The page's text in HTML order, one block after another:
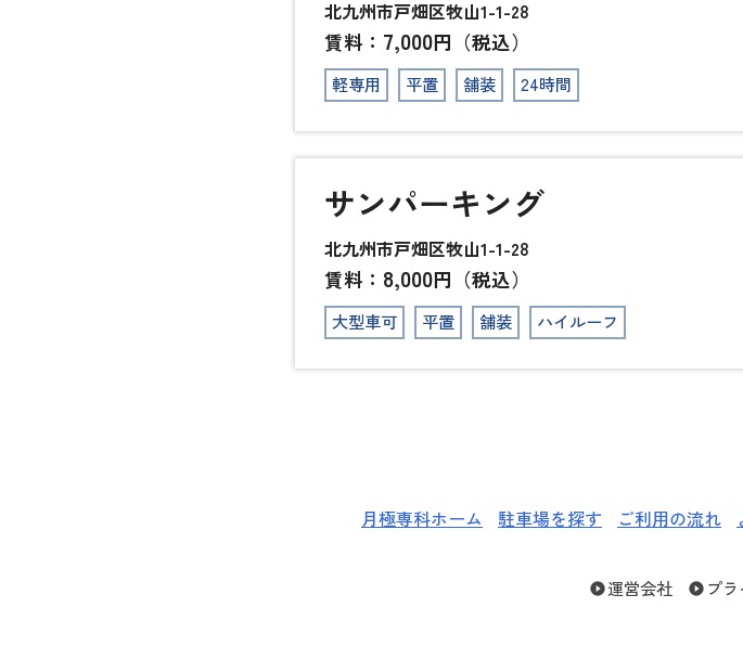
北九州市戸畑区牧山1-1-28
賃料： 7,000円（税込）
軽専用 平置 舗装 24時間
サンパーキング
北九州市戸畑区牧山1-1-28
賃料： 8,000円（税込）
大型車可 平置 舗装 ハイルーフ
月極専科ホーム 駐車場を探す ご利用の流れ
play_circle_filled運営会社 play_circle_filled プ